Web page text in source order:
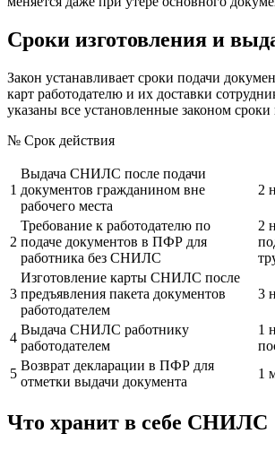
Сроки изготовления и
Закон устанавливает сроки подачи
карт работодателю и их доставки
указаны все установленные законом
№ Срок действия
1
Выдача СНИЛС после подачи
документов гражданином вне
рабочего места
2
2
Требование к работодателю по
подаче документов в ПФР для
работника без СНИЛС
2
3
Изготовление карты СНИЛС после
предъявления пакета документов
работодателем
3
4
Выдача СНИЛС работнику
работодателем
1
5
Возврат декларации в ПФР для
отметки выдачи документа
1
Что хранит в себе СНИЛС